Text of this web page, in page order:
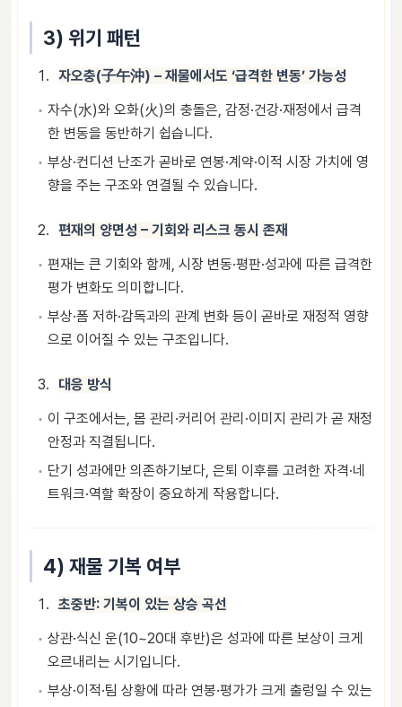
3) 위기 패턴
자오충(子午沖) – 재물에서도 ‘급격한 변동’ 가능성
자수(水)와 오화(火)의 충돌은, 감정·건강·재정에서 급격
한 변동을 동반하기 쉽습니다.
부상·컨디션 난조가 곧바로 연봉·계약·이적 시장 가치에 영
향을 주는 구조와 연결될 수 있습니다.
편재의 양면성 – 기회와 리스크 동시 존재
편재는 큰 기회와 함께, 시장 변동·평판·성과에 따른 급격한
평가 변화도 의미합니다.
부상·폼 저하·감독과의 관계 변화 등이 곧바로 재정적 영향
으로 이어질 수 있는 구조입니다.
대응 방식
이 구조에서는, 몸 관리·커리어 관리·이미지 관리가 곧 재정
안정과 직결됩니다.
단기 성과에만 의존하기보다, 은퇴 이후를 고려한 자격·네
트워크·역할 확장이 중요하게 작용합니다.
4) 재물 기복 여부
초중반: 기복이 있는 상승 곡선
상관·식신 운(10~20대 후반)은 성과에 따른 보상이 크게
오르내리는 시기입니다.
부상·이적·팀 상황에 따라 연봉·평가가 크게 출렁일 수 있는